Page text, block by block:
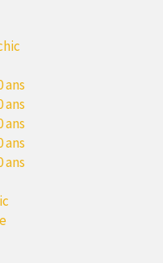
ans
ans
ans
ans
ans